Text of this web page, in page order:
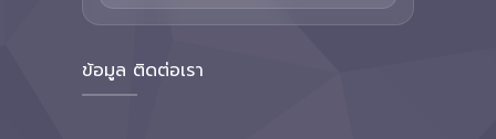
ข้อมูล ติดต่อเรา